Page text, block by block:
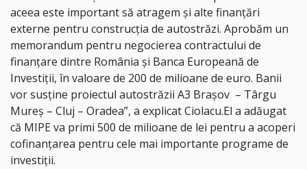
aceea este important să atragem şi alte finanţări
externe pentru construcţia de autostrăzi. Aprobăm un
memorandum pentru negocierea contractului de
finanţare dintre România şi Banca Europeană de
Investiţii, în valoare de 200 de milioane de euro. Banii
vor susţine proiectul autostrăzii A3 Braşov – Târgu
Mureş – Cluj – Oradea”, a explicat Ciolacu.El a adăugat
că MIPE va primi 500 de milioane de lei pentru a acoperi
cofinanţarea pentru cele mai importante programe de
investiţii.